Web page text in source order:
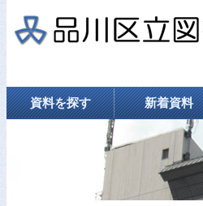
資料を探す 新着資料